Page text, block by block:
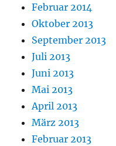
Februar 2014
Oktober 2013
September 2013
Juli 2013
Juni 2013
Mai 2013
April 2013
März 2013
Februar 2013